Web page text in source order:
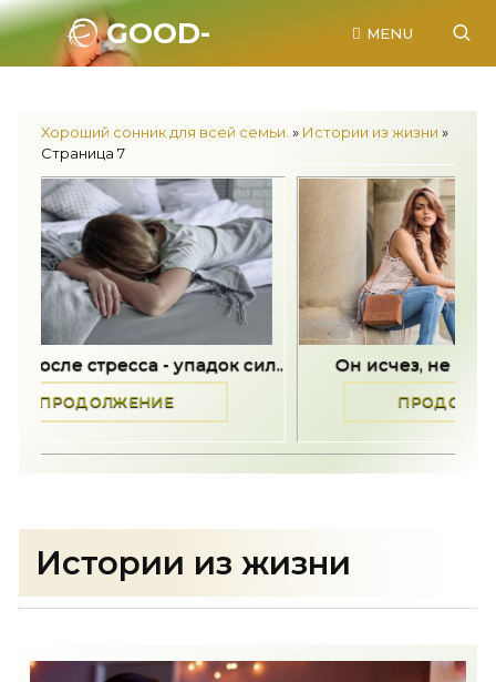
GOOD-
MENU
Хороший сонник для всей семьи. » Истории из жизни »
Страница 7
Он исчез, не попрощавшись -..
ПРОДОЛЖЕНИЕ
Он
Истории из жизни